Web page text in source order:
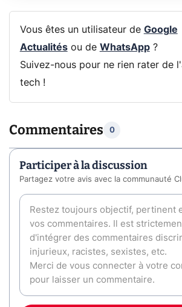
Vous êtes un utilisateur de Google
Actualitésou de WhatsApp?
Suivez-nous pour ne rien rater de
tech !
Commentaires 0
Participer à la discussion
Partagez votre avis avec la communauté